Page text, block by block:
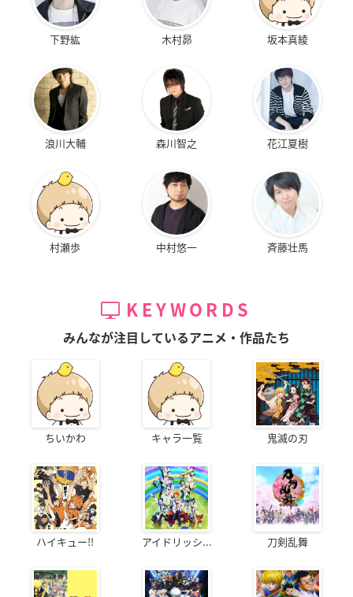
下野紘 木村昴 坂本真綾
浪川大輔 森川智之 花江夏樹
村瀬歩 中村悠一 斉藤壮馬
KEYWORDS
みんなが注目しているアニメ・作品たち
ちいかわ キャラ一覧 鬼滅の刃
ハイキュー!! アイドリッシ... 刀剣乱舞